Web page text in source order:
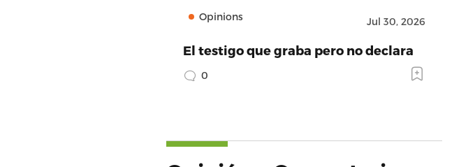
Opinions Jul 30, 2026
El testigo que graba pero no declara
0